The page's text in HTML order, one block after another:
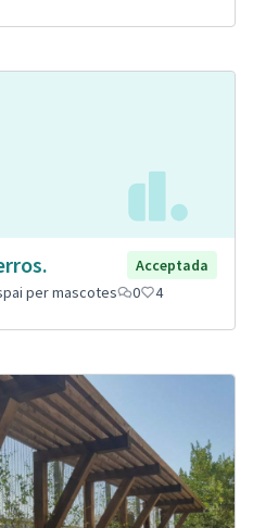
Acceptada
per mascotes 0 4